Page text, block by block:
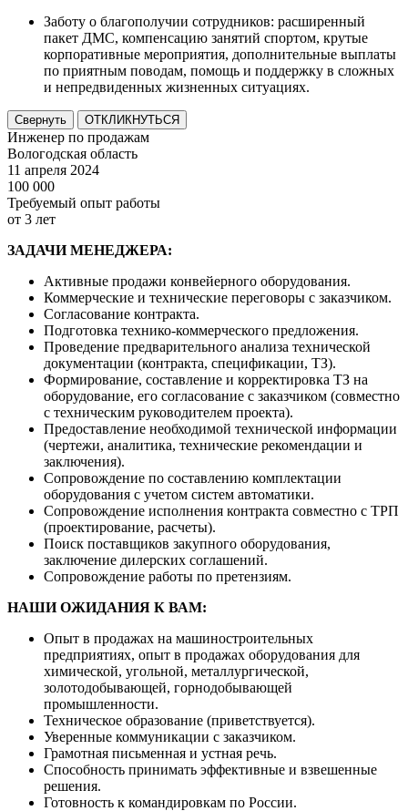
Заботу о благополучии сотрудников: расширенный
пакет ДМС, компенсацию занятий спортом, крутые
корпоративные мероприятия, дополнительные выплаты
по приятным поводам, помощь и поддержку в сложных
и непредвиденных жизненных ситуациях.
Свернуть ОТКЛИКНУТЬСЯ
Инженер по продажам
Вологодская область
11 апреля 2024
100 000
Требуемый опыт работы
от 3 лет
ЗАДАЧИ МЕНЕДЖЕРА:
Активные продажи конвейерного оборудования.
Коммерческие и технические переговоры с заказчиком.
Согласование контракта.
Подготовка технико-коммерческого предложения.
Проведение предварительного анализа технической
документации (контракта, спецификации, ТЗ).
Формирование, составление и корректировка ТЗ на
оборудование, его согласование с заказчиком (совместно
с техническим руководителем проекта).
Предоставление необходимой технической информации
(чертежи, аналитика, технические рекомендации и
заключения).
Сопровождение по составлению комплектации
оборудования с учетом систем автоматики.
Сопровождение исполнения контракта совместно с ТРП
(проектирование, расчеты).
Поиск поставщиков закупного оборудования,
заключение дилерских соглашений.
Сопровождение работы по претензиям.
НАШИ ОЖИДАНИЯ К ВАМ:
Опыт в продажах на машиностроительных
предприятиях, опыт в продажах оборудования для
химической, угольной, металлургической,
золотодобывающей, горнодобывающей
промышленности.
Техническое образование (приветствуется).
Уверенные коммуникации с заказчиком.
Грамотная письменная и устная речь.
Способность принимать эффективные и взвешенные
решения.
Готовность к командировкам по России.